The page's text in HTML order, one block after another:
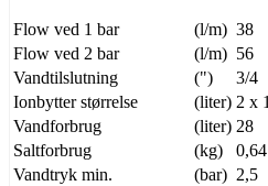
Flow ved 1 bar (l/m) 38
Flow ved 2 bar
(l/m) 56
Vandtilslutning
(")
3/4
Ionbytter størrelse
(liter) 2 x
Vandforbrug
(liter) 28
Saltforbrug
(kg)
0,64
Vandtryk min.
(bar) 2,5